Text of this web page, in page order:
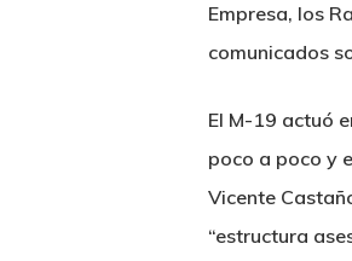
Empresa, los
comunicados
El M-19 actuó
poco a poco y
Vicente
“estructura